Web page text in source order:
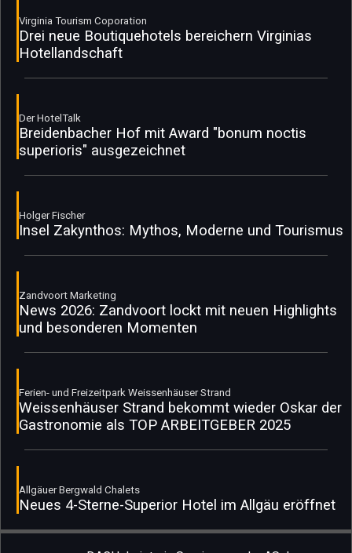
Virginia Tourism Coporation
Drei neue Boutiquehotels bereichern Virginias
Hotellandschaft
Der HotelTalk
Breidenbacher Hof mit Award "bonum noctis
superioris" ausgezeichnet
Holger Fischer
Insel Zakynthos: Mythos, Moderne und Tourismus
Zandvoort Marketing
News 2026: Zandvoort lockt mit neuen Highlights
und besonderen Momenten
Ferien- und Freizeitpark Weissenhäuser Strand
Weissenhäuser Strand bekommt wieder Oskar der
Gastronomie als TOP ARBEITGEBER 2025
Allgäuer Bergwald Chalets
Neues 4-Sterne-Superior Hotel im Allgäu eröffnet